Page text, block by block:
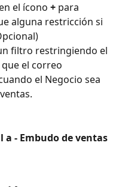
el ícono + para
alguna restricción si
filtro restringiendo el
el correo
el Negocio sea
a - Embudo de ventas